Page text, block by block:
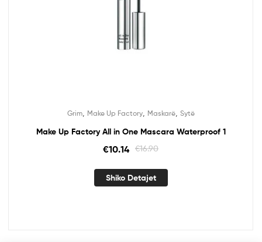
Grim, Make Up Factory, Maskarë, Sytë
Make Up Factory All in One Mascara Waterproof 1
€16.90
€10.14
Shiko Detajet